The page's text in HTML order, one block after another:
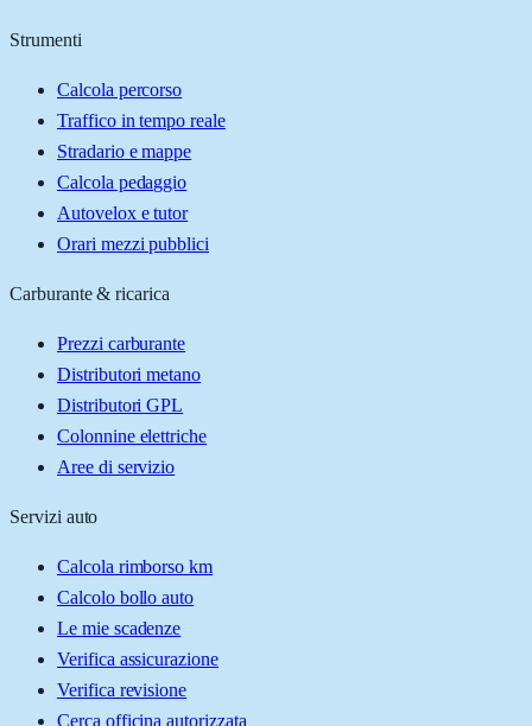
Strumenti
Calcola percorso
Traffico in tempo reale
Stradario e mappe
Calcola pedaggio
Autovelox e tutor
Orari mezzi pubblici
Carburante & ricarica
Prezzi carburante
Distributori metano
Distributori GPL
Colonnine elettriche
Aree di servizio
Servizi auto
Calcola rimborso km
Calcolo bollo auto
Le mie scadenze
Verifica assicurazione
Verifica revisione
Cerca officina autorizzata